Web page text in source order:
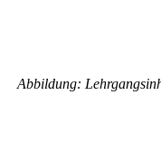
Abbildung: